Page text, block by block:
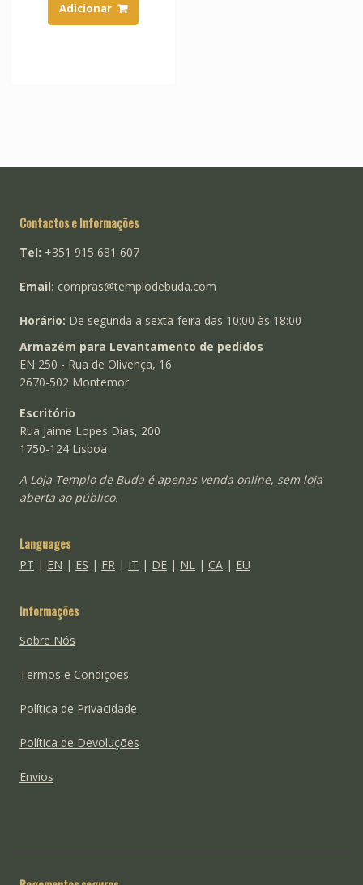
Adicionar
Contactos e Informações
Tel: +351 915 681 607
Email: compras@templodebuda.com
Horário: De segunda a sexta-feira das 10:00 às 18:00
Armazém para Levantamento de pedidos
EN 250 - Rua de Olivença, 16
2670-502 Montemor
Escritório
Rua Jaime Lopes Dias, 200
1750-124 Lisboa
A Loja Templo de Buda é apenas venda online, sem loja
aberta ao público.
Languages
PT | EN | ES | FR| IT | DE| NL| CA| EU
Informações
Sobre Nós
Termos e Condições
Política de Privacidade
Política de Devoluções
Envios